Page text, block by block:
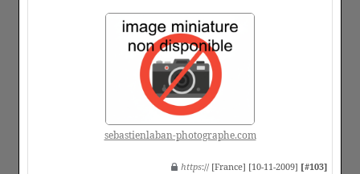
sebastienlaban-photographe.com
https:// [France] [10-11-2009] [#103]